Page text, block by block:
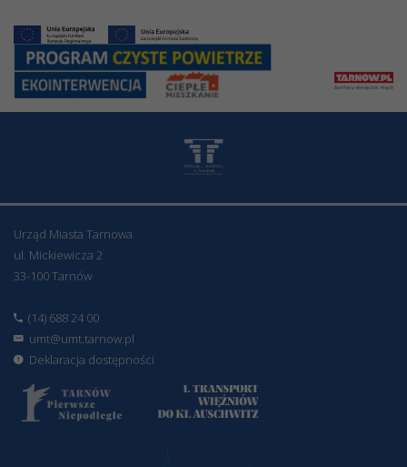
Urząd Miasta Tarnowa
ul. Mickiewicza 2
33-100 Tarnów
(14) 688 24 00
umt@umt.tarnow.pl
Deklaracja dostępności